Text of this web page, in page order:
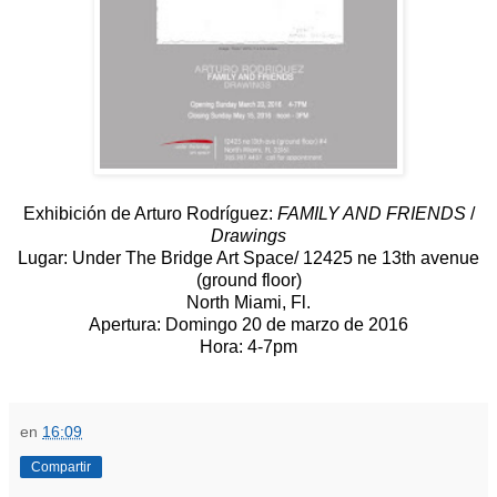
Exhibición de Arturo Rodríguez: FAMILY AND FRIENDS/
Drawings
Lugar: Under The Bridge Art Space/ 12425 ne 13th avenue
(ground floor)
North Miami, Fl.
Apertura: Domingo 20 de marzo de 2016
Hora: 4-7pm
en 16:09
Compartir